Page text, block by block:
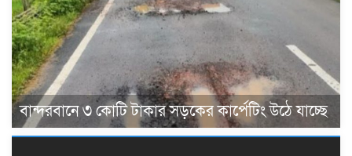
বান্দরবানে ৩ কোটি টাকার সড়কের কার্পেটিং উঠে যাচ্ছে